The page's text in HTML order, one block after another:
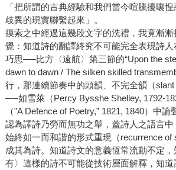
「把所謂的古典經驗和我們當今喧騰擾嚷
歧異的現實聯繫起來」。
摸索之中經過這幾段文字的洗禮，我竟漸
覺：知道詩的翻譯終究不可能完全表現詩
巧思──比方〈遠航〉第三節的“Upon the
dawn to dawn / The silken skilled
行，那連續節奏中的頭韻、不完全韻（
──如雪萊（Percy Bysshe Shelley, 1792-
（”A Defence of Poetry,” 1821, 1840）中
認為譯詩乃勞而無功之舉，蓋詩人之語言
始終如一而和諧的形式重現（recurrence of
成其為詩。知道詩文的意義恆常流動不定
有〉這樣的詩不可能從技術層面解釋，知